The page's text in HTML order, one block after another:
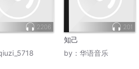
2206 201
知己
by： 华语音乐